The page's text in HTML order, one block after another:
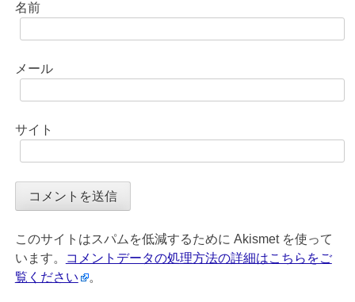
名前
メール
サイト
このサイトはスパムを低減するために Akismet を使って
います。
コメントデータの処理方法の詳細はこちらをご
覧ください
。